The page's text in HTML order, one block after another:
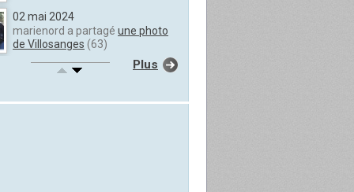
02 mai 2024
marienord a partagé une photo
de Villosanges (63)
02 mai 2024
Plus